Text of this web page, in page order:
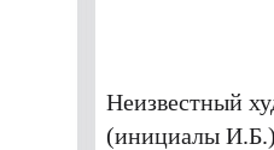
Неизвестный
(инициалы